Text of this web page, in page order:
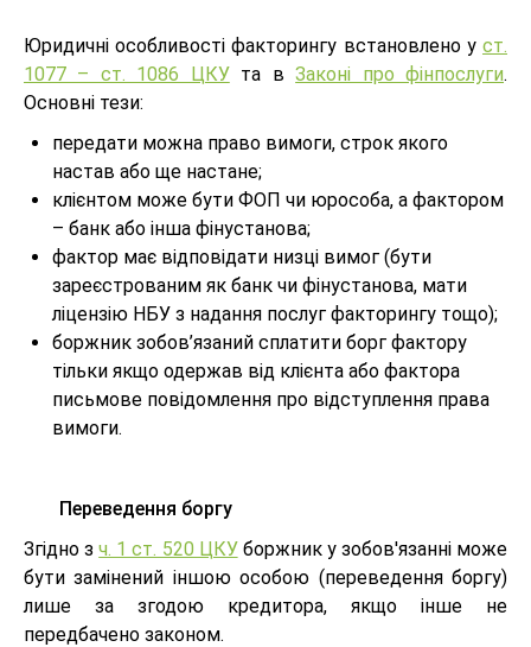
Юридичні особливості факторингу встановлено у ст.
1077 – ст. 1086 ЦКУта вЗаконі про фінпослуги.
Основні тези:
передати можна право вимоги, строк якого
настав або ще настане;
клієнтом може бути ФОП чи юрособа, а фактором
– банк або інша фінустанова;
фактор має відповідати низці вимог (бути
зареєстрованим як банк чи фінустанова, мати
ліцензію НБУ з надання послуг факторингу тощо);
боржник зобов’язаний сплатити борг фактору
тільки якщо одержав від клієнта або фактора
письмове повідомлення про відступлення права
вимоги.
Переведення боргу
Згідно зч. 1 ст. 520 ЦКУборжник у зобов'язанні може
бути замінений іншою особою (переведення боргу)
лише за згодою кредитора, якщо інше не
передбачено законом.